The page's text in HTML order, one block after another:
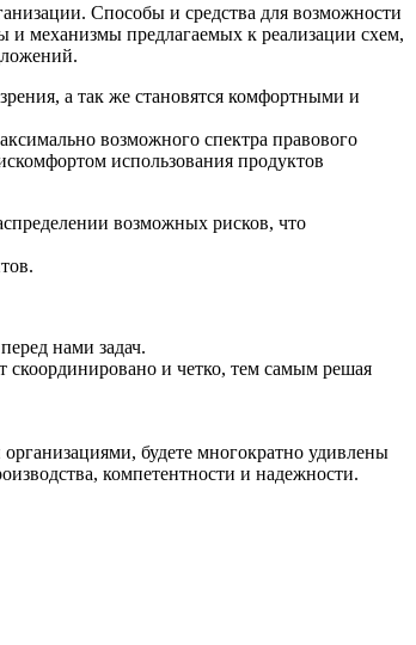
Способы и средства для возможности
и механизмы предлагаемых к реализации схем,
а так же становятся комфортными и
возможного спектра правового
использования продуктов
возможных рисков, что
нами задач.
и четко, тем самым решая
будете многократно удивлены
компетентности и надежности.